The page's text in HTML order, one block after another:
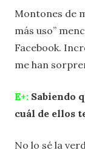
Montones de
más uso”
Facebook.
me han
E+: Sabiendo
cuál de ellos
No lo sé la